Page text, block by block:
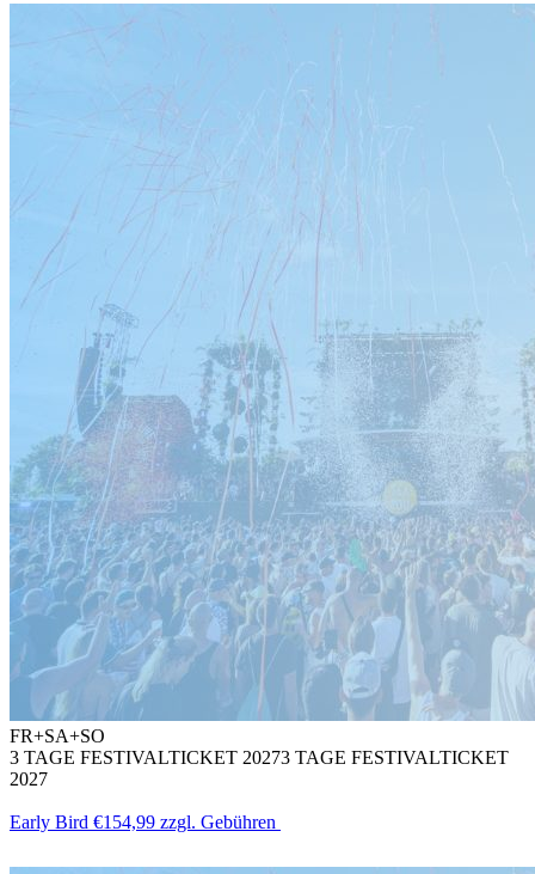
FR+SA+SO
3 TAGE FESTIVALTICKET 20273 TAGE FESTIVALTICKET
2027
Early Bird €154,99 zzgl. Gebühren